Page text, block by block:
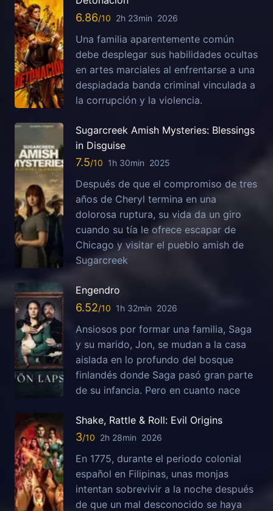
6.86 2h 23min 2026
Una familia aparentemente común
debe desplegar sus habilidades ocultas
en artes marciales al enfrentarse a una
despiadada banda criminal vinculada a
la corrupción y la violencia.
Sugarcreek Amish Mysteries: Blessings
in Disguise
7.5 1h 30min 2025
Después de que el compromiso de tres
años de Cheryl termina en una
dolorosa ruptura, su vida da un giro
cuando su tía le ofrece escapar de
Chicago y visitar el pueblo amish de
Sugarcreek
Engendro
6.52 1h 32min 2026
Ansiosos por formar una familia, Saga
y su marido, Jon, se mudan a la casa
aislada en lo profundo del bosque
finlandés donde Saga pasó gran parte
de su infancia. Pero en cuanto nace
Shake, Rattle & Roll: Evil Origins
3 2h 28min 2026
En 1775, durante el periodo colonial
español en Filipinas, unas monjas
intentan sobrevivir a la noche después
de que un mal desconocido se haya